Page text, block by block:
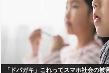
「ドパガキ」これってスマホ社会の